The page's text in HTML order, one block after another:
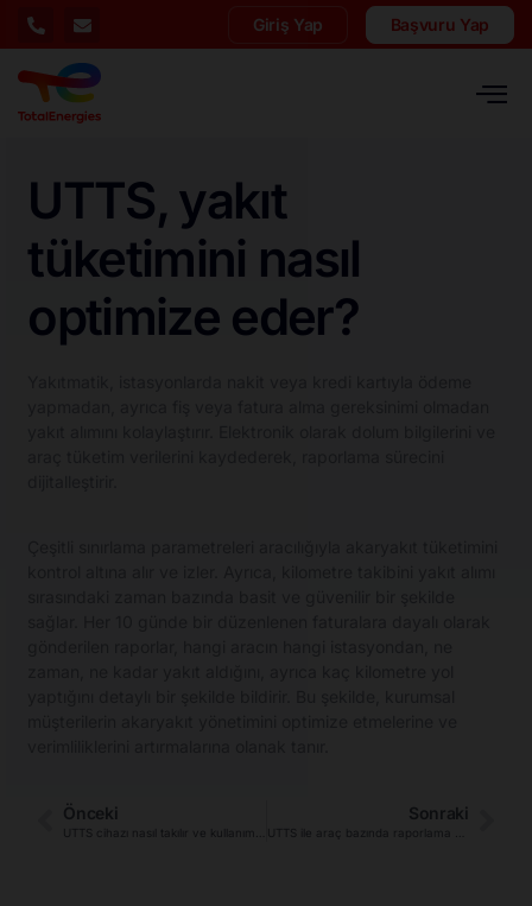
Giriş Yap Başvuru Yap
UTTS, yakıt
tüketimini nasıl
optimize eder?
Önceki Sonraki